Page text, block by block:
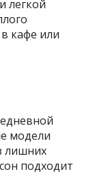
легкой
кафе или
модели
лишних
подходит